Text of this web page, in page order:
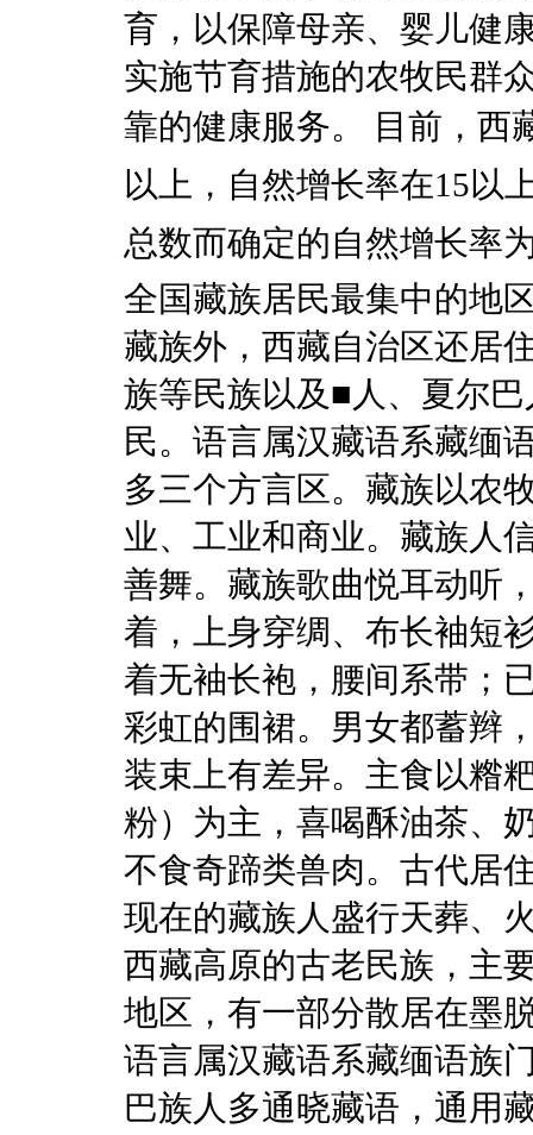
育，以保障母亲、婴儿健
实施节育措施的农牧民群
靠的健康服务。 目前，西
以上，自然增长率在15
总数而确定的自然增长率
全国藏族居民最集中的地
藏族外，西藏自治区还居
族等民族以及■人、夏尔
民。语言属汉藏语系藏缅
多三个方言区。藏族以农
业、工业和商业。藏族人
善舞。藏族歌曲悦耳动听
着，上身穿绸、布长袖短
着无袖长袍，腰间系带；
彩虹的围裙。男女都蓄辫
装束上有差异。主食以糌
粉）为主，喜喝酥油茶、
不食奇蹄类兽肉。古代居
现在的藏族人盛行天葬、
西藏高原的古老民族，主
地区，有一部分散居在墨
语言属汉藏语系藏缅语族
巴族人多通晓藏语，通用